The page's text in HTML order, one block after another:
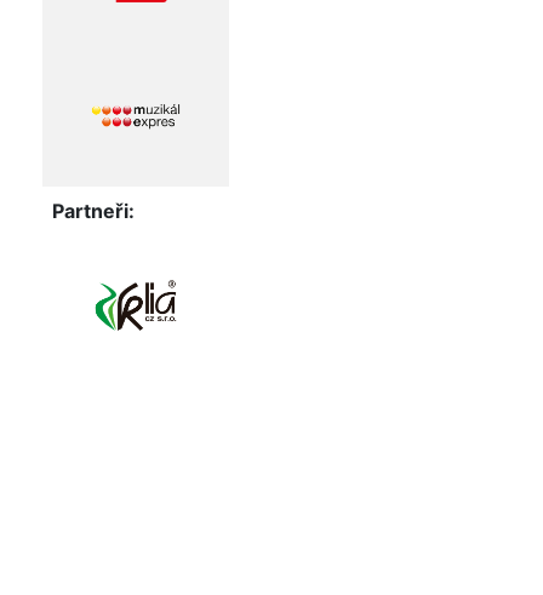
Partneři: